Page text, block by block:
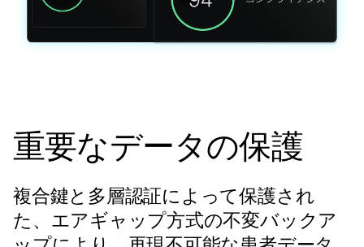
重要なデータの保護
複合鍵と多層認証によって保護され
た、エアギャップ方式の不変バックア